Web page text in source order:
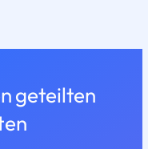
geteilten